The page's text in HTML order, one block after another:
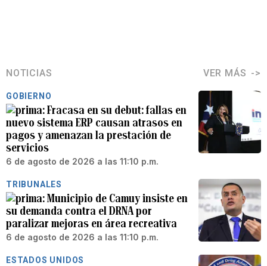
NOTICIAS VER MÁS
GOBIERNO
Fracasa en su debut: fallas en
nuevo sistema ERP causan atrasos en
pagos y amenazan la prestación de
servicios
6 de agosto de 2026 a las 11:10 p.m.
TRIBUNALES
Municipio de Camuy insiste en
su demanda contra el DRNA por
paralizar mejoras en área recreativa
6 de agosto de 2026 a las 11:10 p.m.
ESTADOS UNIDOS